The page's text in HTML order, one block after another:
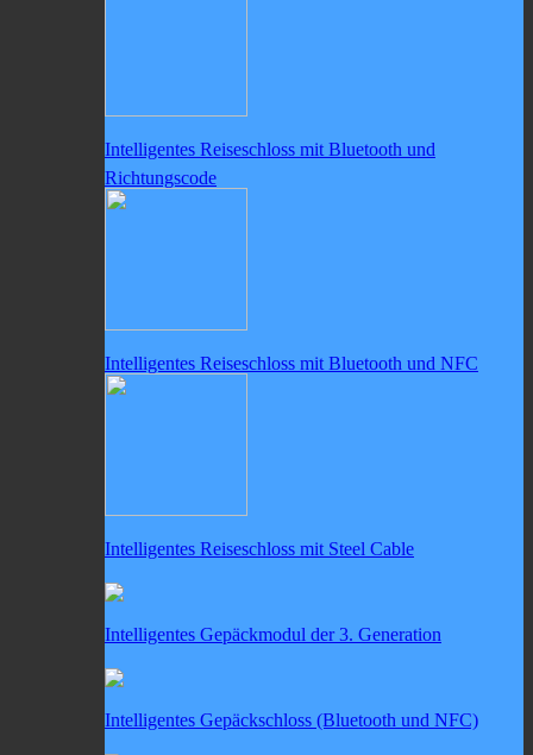
Intelligentes Reiseschloss mit Bluetooth und
Richtungscode
Intelligentes Reiseschloss mit Bluetooth und NFC
Intelligentes Reiseschloss mit Steel Cable
Intelligentes Gepäckmodul der 3. Generation
Intelligentes Gepäckschloss (Bluetooth und NFC)